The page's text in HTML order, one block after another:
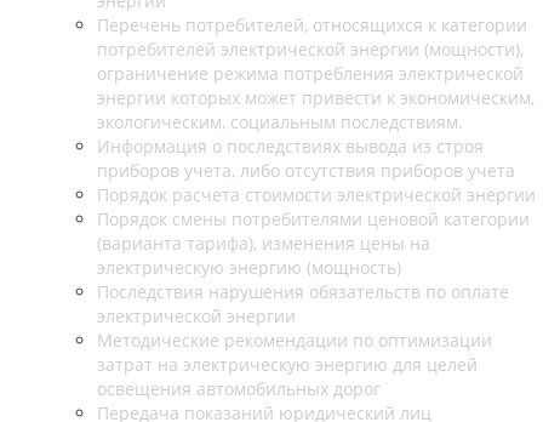
Перечень потребителей, относящихся к категории
потребителей электрической энергии (мощности),
ограничение режима потребления электрической
энергии которых может привести к экономическим,
экологическим, социальным последствиям.
Информация о последствиях вывода из строя
приборов учета, либо отсутствия приборов учета
Порядок расчета стоимости электрической энергии
Порядок смены потребителями ценовой категории
(варианта тарифа), изменения цены на
электрическую энергию (мощность)
Последствия нарушения обязательств по оплате
электрической энергии
Методические рекомендации по оптимизации
затрат на электрическую энергию для целей
освещения автомобильных дорог
Передача показаний юридический лиц